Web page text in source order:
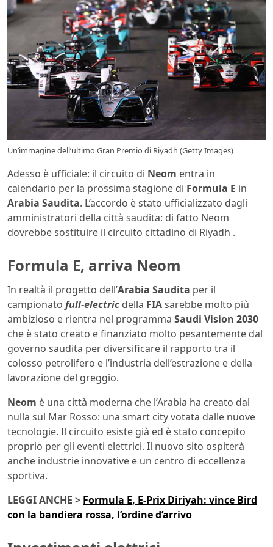
Un’immagine dell’ultimo Gran Premio di Riyadh (Getty Images)
Adesso è ufficiale: il circuito di Neom entra in
calendario per la prossima stagione di Formula E in
Arabia Saudita. L’accordo è stato ufficializzato dagli
amministratori della città saudita: di fatto Neom
dovrebbe sostituire il circuito cittadino di Riyadh .
Formula E, arriva Neom
In realtà il progetto dell’Arabia Saudita per il
campionato full-electric della FIAsarebbe molto più
ambizioso e rientra nel programma Saudi Vision 2030
che è stato creato e finanziato molto pesantemente dal
governo saudita per diversificare il rapporto tra il
colosso petrolifero e l’industria dell’estrazione e della
lavorazione del greggio.
Neom è una città moderna che l’Arabia ha creato dal
nulla sul Mar Rosso: una smart city votata dalle nuove
tecnologie. Il circuito esiste già ed è stato concepito
proprio per gli eventi elettrici. Il nuovo sito ospiterà
anche industrie innovative e un centro di eccellenza
sportiva.
LEGGI ANCHE > Formula E, E-Prix Diriyah: vince Bird
con la bandiera rossa, l’ordine d’arrivo